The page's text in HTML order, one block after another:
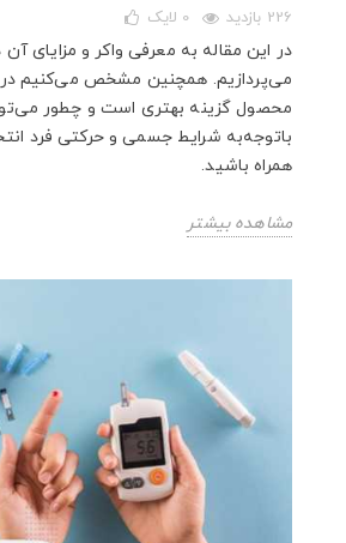
226 بازدید 0 لایک
در این مقاله به معرفی واکر و مزایای
می‌پردازیم. همچنین مشخص می‌کنیم
محصول گزینه‌ بهتری است و چطور
باتوجه‌به شرایط جسمی و حرکتی فرد
همراه باشید.
مشاهده بیشتر